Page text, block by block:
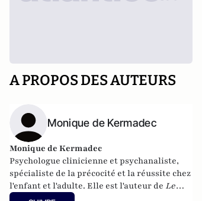
A PROPOS DES AUTEURS
Monique de Kermadec
Monique de Kermadec
Psychologue clinicienne et psychanaliste,
spécialiste de la précocité et la réussite chez
l'enfant et l'adulte. Elle est l'auteur de Le
petit surdoué de six mois à six ans